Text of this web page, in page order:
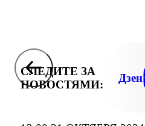
СЛЕДИТЕ ЗА
НОВОСТЯМИ:
Дзен